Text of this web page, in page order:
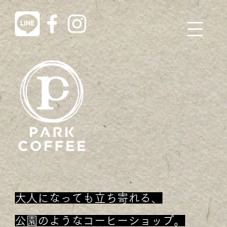
大人になっても立ち寄れる、
​公園のようなコーヒーショップ。